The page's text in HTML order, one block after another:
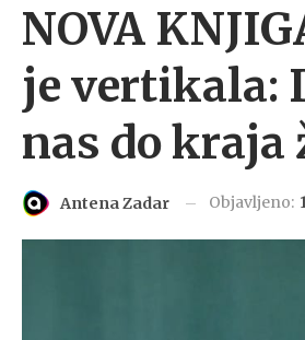
NOVA
je vertikala:
nas do kraja
Antena Zadar Objavljeno: